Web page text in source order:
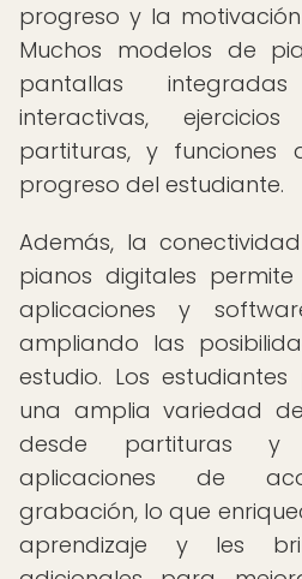
progreso y la
Muchos modelos de
pantallas
interactivas,
partituras, y funciones
progreso del estudiante.
Además, la
pianos digitales
aplicaciones y
ampliando las
estudio. Los
una amplia variedad
desde partituras y
aplicaciones de
grabación, lo que
aprendizaje y les